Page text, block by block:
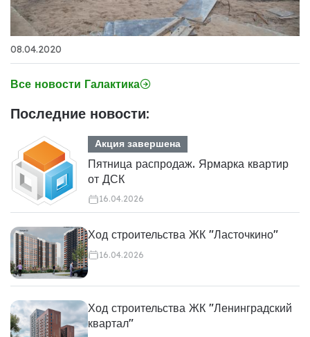
08.04.2020
Все новости Галактика
Последние новости:
Акция завершена
Пятница распродаж. Ярмарка квартир
от ДСК
16.04.2026
Ход строительства ЖК "Ласточкино"
16.04.2026
Ход строительства ЖК "Ленинградский
квартал"